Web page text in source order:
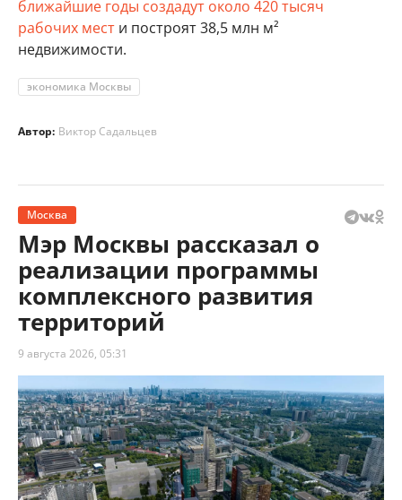
ближайшие годы создадут около 420 тысяч
рабочих мест и построят 38,5 млн м²
недвижимости.
экономика Москвы
Автор: Виктор Садальцев
Москва
Мэр Москвы рассказал о
реализации программы
комплексного развития
территорий
9 августа 2026, 05:31